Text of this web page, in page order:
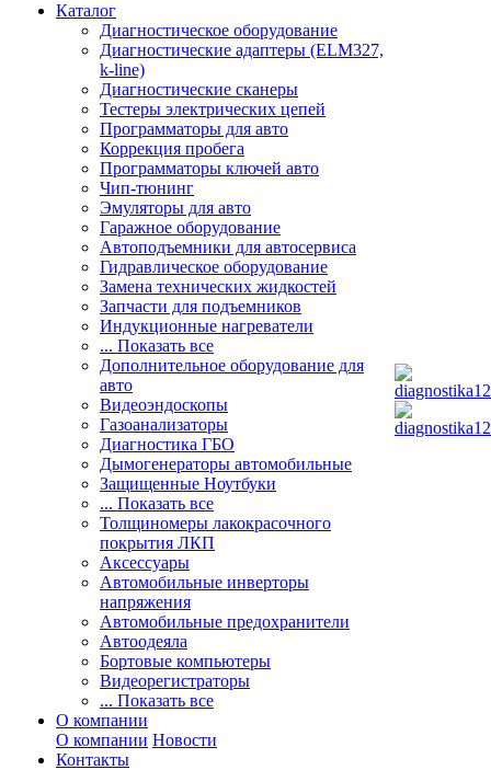
Каталог
Диагностическое оборудование
Диагностические адаптеры (ELM327,
k-line)
Диагностические сканеры
Тестеры электрических цепей
Программаторы для авто
Коррекция пробега
Программаторы ключей авто
Чип-тюнинг
Эмуляторы для авто
Гаражное оборудование
Автоподъемники для автосервиса
Гидравлическое оборудование
Замена технических жидкостей
Запчасти для подъемников
Индукционные нагреватели
... Показать все
Дополнительное оборудование для
авто
Видеоэндоскопы
Газоанализаторы
Диагностика ГБО
Дымогенераторы автомобильные
Защищенные Ноутбуки
... Показать все
Толщиномеры лакокрасочного
покрытия ЛКП
Аксессуары
Автомобильные инверторы
напряжения
Автомобильные предохранители
Автоодеяла
Бортовые компьютеры
Видеорегистраторы
... Показать все
О компании
О компании Новости
Контакты